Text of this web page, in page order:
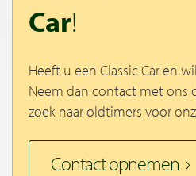
Car!
Heeft u een Classic Car en
Neem dan contact met ons
zoek naar oldtimers voor
Contact opnemen